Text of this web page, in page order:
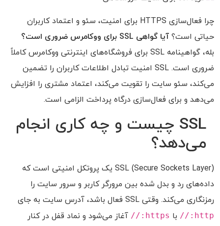
چرا فعال‌سازی HTTPS برای امنیت، سئو و اعتماد کاربران
حیاتی است؟ آیا گواهی SSL برای ووکامرس ضروری است؟
بله، گواهینامه SSL برای فروشگاه‌های اینترنتی ووکامرس کاملاً
ضروری است. SSL امنیت تبادل اطلاعات کاربران را تضمین
می‌کند، سئو سایت را تقویت می‌کند، اعتماد مشتری را افزایش
می‌دهد و برای فعال‌سازی درگاه پرداخت الزامی است.
SSL چیست و چه کاری انجام
می‌دهد؟
SSL (Secure Sockets Layer) یک پروتکل امنیتی است که
داده‌های رد و بدل شده بین مرورگر کاربر و سرور سایت را
رمزنگاری می‌کند. وقتی SSL فعال باشد، آدرس سایت به جای
http:// با https://
آغاز می‌شود و نماد قفل در کنار